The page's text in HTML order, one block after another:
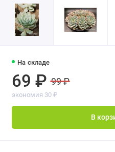
На складе
69 ₽ 99 ₽
экономия 30 ₽
В